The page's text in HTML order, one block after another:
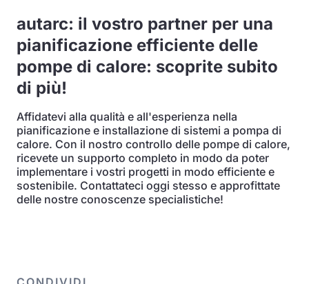
autarc: il vostro partner per una
pianificazione efficiente delle
pompe di calore: scoprite subito
di più!
Affidatevi alla qualità e all'esperienza nella
pianificazione e installazione di sistemi a pompa di
calore. Con il nostro controllo delle pompe di calore,
ricevete un supporto completo in modo da poter
implementare i vostri progetti in modo efficiente e
sostenibile. Contattateci oggi stesso e approfittate
delle nostre conoscenze specialistiche!